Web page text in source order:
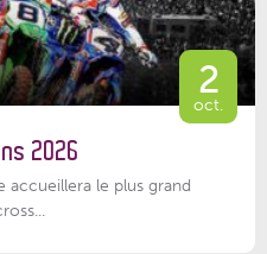
2
oct.
2026
accueillera le plus grand